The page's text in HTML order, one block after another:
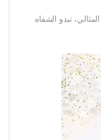
تبدو الشفاه